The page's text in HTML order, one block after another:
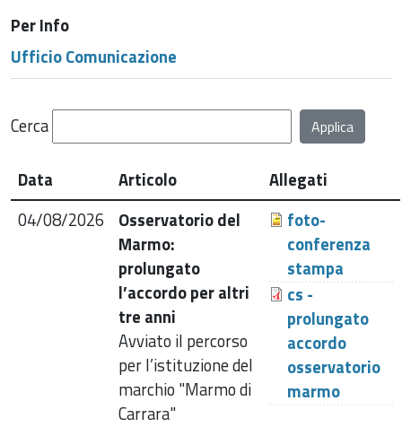
Per Info
Ufficio Comunicazione
Cerca
Data Articolo
Allegati
04/08/2026
Osservatorio del
Marmo:
prolungato
l’accordo per altri
tre anni
Avviato il percorso
per l’istituzione del
marchio "Marmo di
Carrara"
foto-
conferenza
stampa
cs -
prolungato
accordo
osservatorio
marmo